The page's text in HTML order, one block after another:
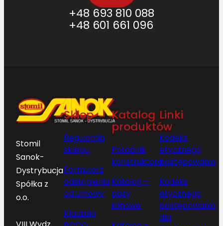
+48 693 810 088
+48 601 661 096
Stomil
Sanok-
Dystrybucja
Spółka z
o.o.
Sklep
Regulamin
sklepu
Formularz
odstąpienia
od umowy
Klauzula
Katalog
produktów
Poradnik
konstruktora
Katalog –
pasy
klinowe
Linki
Kodeks
etycznego
postępowania
Kodeks
etycznego
postępowania
dla